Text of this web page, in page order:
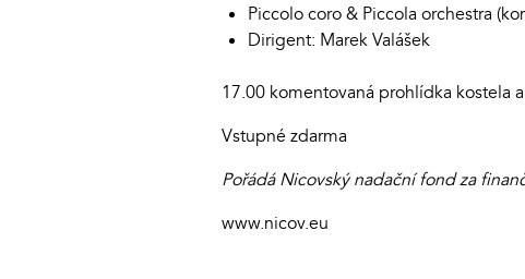
Piccolo coro & Piccola orchestra
Dirigent: Marek Valášek
17.00 komentovaná prohlídka kostela
Vstupné zdarma
Pořádá Nicovský nadační fond za
www.nicov.eu